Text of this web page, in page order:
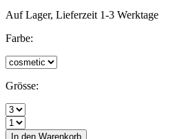
Auf Lager, Lieferzeit 1-3 Werktage
Farbe:
Grösse:
In den Warenkorb